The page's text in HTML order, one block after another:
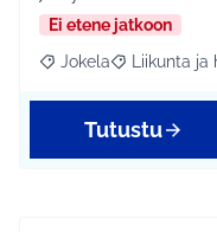
Ei etene jatkoon
Rajaa tulokset
Jokela RajaaLiikunta
Tutustu